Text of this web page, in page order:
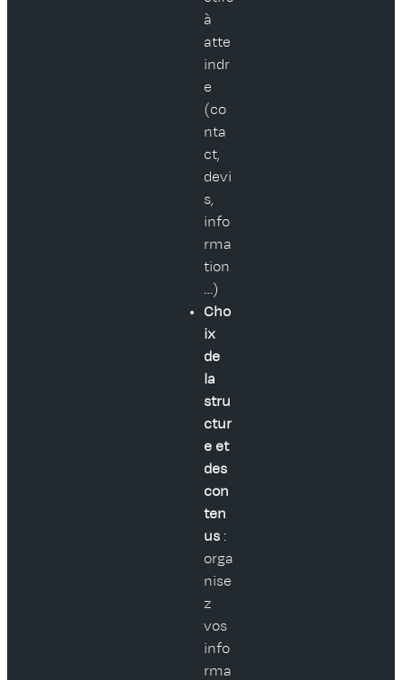
à
atte
indr
e
(co
nta
ct,
devi
s,
info
rma
tion
…)
Cho
ix
de
la
stru
ctur
e et
des
con
ten
us :
orga
nise
z
vos
info
rma